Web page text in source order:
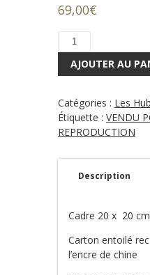
69,00€
quantité
peinture
la
méduse
AJOUTER AU
Catégories : Les
Étiquette : VENDU
REPRODUCTION
Description
Cadre 20 x 20 cm
Carton entoilé
l’encre de chine